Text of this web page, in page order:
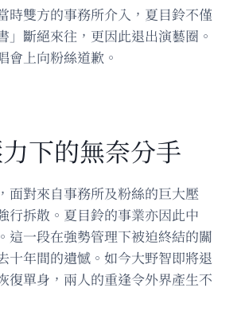
時雙方的事務所介入，夏目鈴不僅
」斷絕來往，更因此退出演藝圈。
會上向粉絲道歉。
下的無奈分手
面對來自事務所及粉絲的巨大壓
行拆散。夏目鈴的事業亦因此中
這一段在強勢管理下被迫終結的關
十年間的遺憾。如今大野智即將退
復單身，兩人的重逢令外界產生不